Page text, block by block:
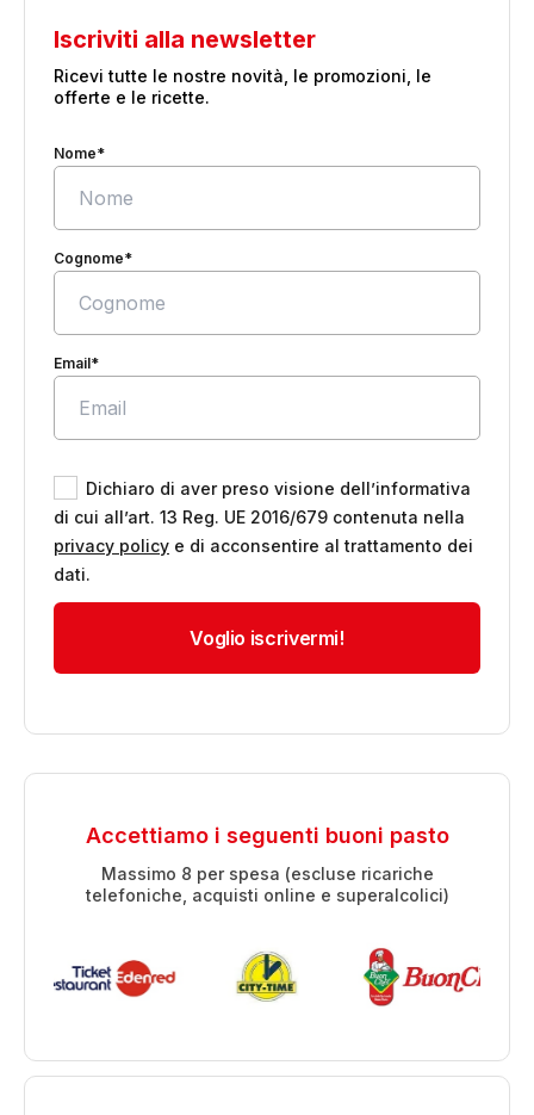
Iscriviti alla newsletter
Ricevi tutte le nostre novità, le promozioni, le
offerte e le ricette.
Nome*
Cognome*
Email*
Dichiaro di aver preso visione dell’informativa
di cui all’art. 13 Reg. UE 2016/679 contenuta nella
privacy policy e di acconsentire al trattamento dei
dati.
Accettiamo i seguenti buoni pasto
Massimo 8 per spesa (escluse ricariche
telefoniche, acquisti online e superalcolici)